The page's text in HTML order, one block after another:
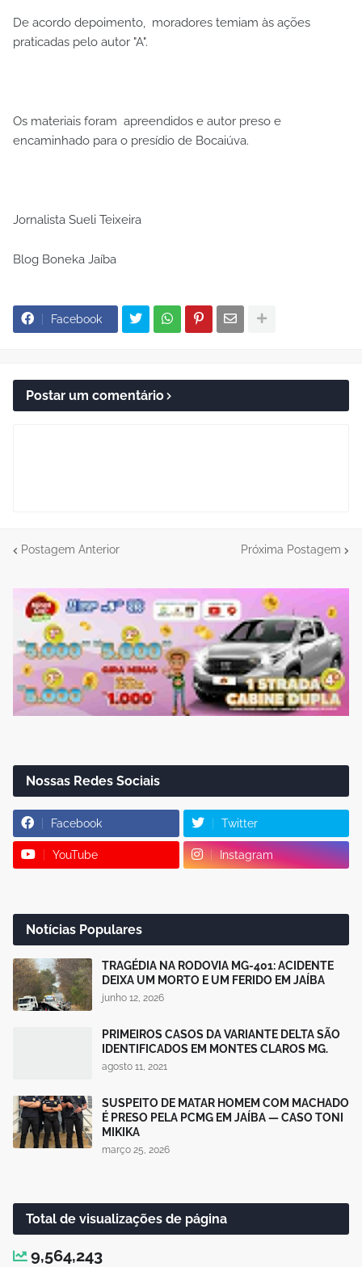
De acordo depoimento, moradores temiam às ações
praticadas pelo autor "A".
Os materiais foram apreendidos e autor preso e
encaminhado para o presídio de Bocaiúva.
Jornalista Sueli Teixeira
Blog Boneka Jaíba
Facebook
Postar um comentário
Postagem Anterior Próxima Postagem
Nossas Redes Sociais
Facebook Twitter
YouTube Instagram
Notícias Populares
TRAGÉDIA NA RODOVIA MG-401: ACIDENTE
DEIXA UM MORTO E UM FERIDO EM JAÍBA
junho 12, 2026
PRIMEIROS CASOS DA VARIANTE DELTA SÃO
IDENTIFICADOS EM MONTES CLAROS MG.
agosto 11, 2021
SUSPEITO DE MATAR HOMEM COM MACHADO
É PRESO PELA PCMG EM JAÍBA — CASO TONI
MIKIKA
março 25, 2026
Total de visualizações de página
9,564,243